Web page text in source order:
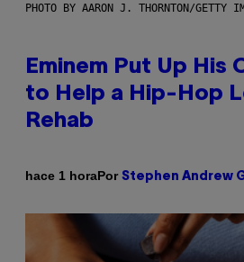
PHOTO BY AARON J. THORNTON/GETTY
Eminem Put Up His
to Help a Hip-Hop
Rehab
hace 1 horaPor Stephen Andrew